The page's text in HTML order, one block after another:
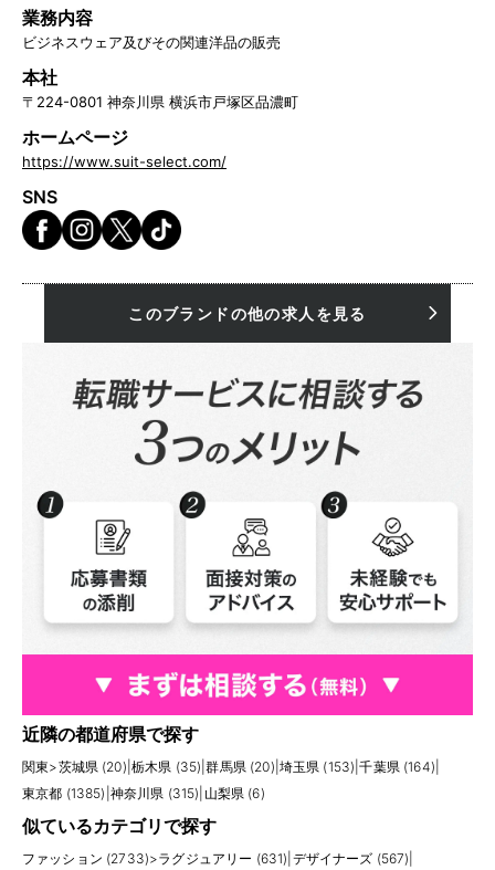
業務内容
ビジネスウェア及びその関連洋品の販売
本社
〒224-0801 神奈川県 横浜市戸塚区品濃町
ホームページ
https://www.suit-select.com/
SNS
このブランドの他の求人を見る
近隣の都道府県で探す
関東>茨城県 (20) 栃木県 (35) |群馬県 (20) 埼玉県 (153) |千葉県 (164)
東京都 (1385) 神奈川県 (315) 山梨県 (6)
似ているカテゴリで探す
ファッション (2733)>ラグジュアリー (631) デザイナーズ (567)